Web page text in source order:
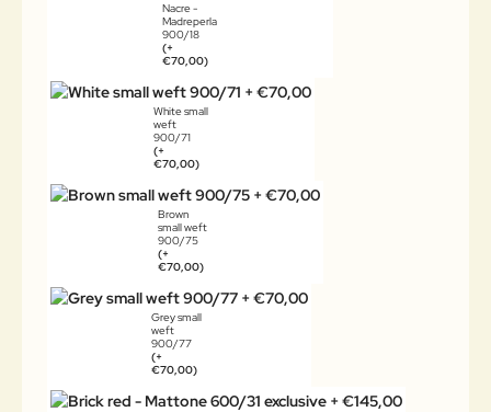
Nacre -
Madreperla
900/18
(+
€70,00)
White small
weft
900/71
(+
€70,00)
Brown
small weft
900/75
(+
€70,00)
Grey small
weft
900/77
(+
€70,00)